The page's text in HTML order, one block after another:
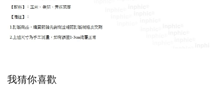
我猜你喜歡